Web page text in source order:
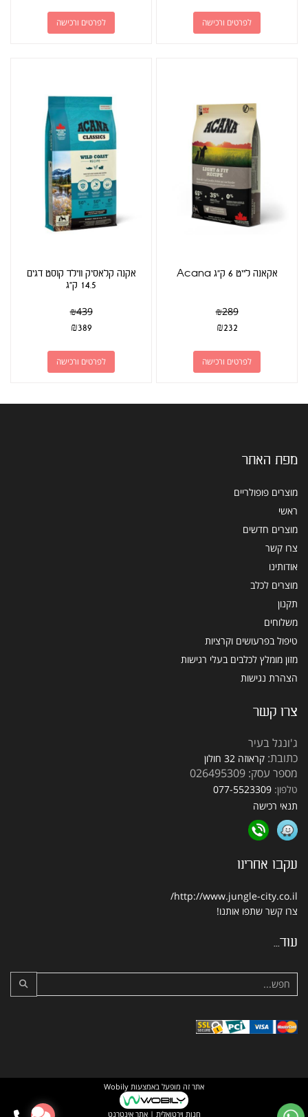
לפרטים ורכישה לפרטים ורכישה
אקאנה לייט 6 ק"ג Acana
₪289
₪232
לפרטים ורכישה
אקנה קלאסיק ווילד קוסט דגים
14.5 ק"ג
₪439
₪389
לפרטים ורכישה
מפת האתר
מוצרים פופולריים
ראשי
מוצרים חדשים
צרו קשר
אודותינו
מוצרים לכלב
תקנון
משלוחים
טיפול בפרעושים וקרציות
מזון מומלץ לכלבים בעלי רגישות
הצהרת נגישות
צרו קשר
ג'ונגל בעיר
כתובת: קראוזה 32 חולון
מספר עסק: 026495309
טלפון: 077-5523309
תנאי רכישה
עקבו אחרינו
http://www.jungle-city.co.il/
צרו קשר שתפו אותנו!
עוד...
אתר זה מופעל באמצעות Wobily
חנות וירטואלית | אתר אינטרנט